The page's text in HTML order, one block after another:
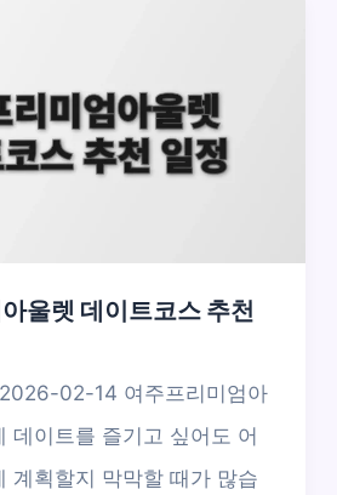
울렛 데이트코스 추천
02-14 여주프리미엄아
데이트를 즐기고 싶어도 어
계획할지 막막할 때가 많습